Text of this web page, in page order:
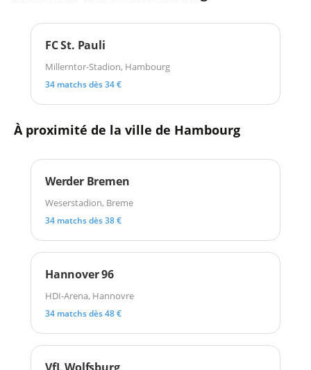
FC St. Pauli
Millerntor-Stadion, Hambourg
34 matchs dès 34 €
À proximité de la ville de Hambourg
Werder Bremen
Weserstadion, Breme
34 matchs dès 38 €
Hannover 96
HDI-Arena, Hannovre
34 matchs dès 48 €